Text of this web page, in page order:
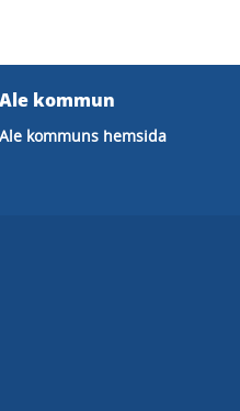
Ale kommun
Ale kommuns hemsida